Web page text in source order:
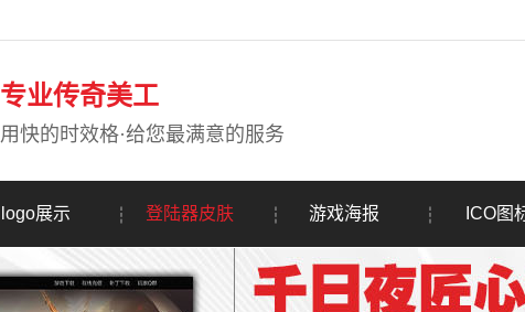
专业传奇美工
用快的时效格·给您最满意的服务
logo展示 登陆器皮肤 游戏海报 ICO图